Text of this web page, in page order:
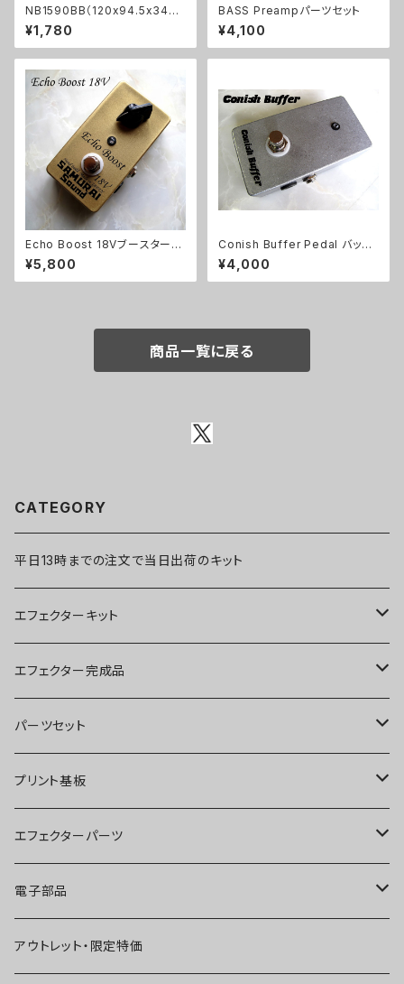
NB1590BB（120x94.5x34ｍ
ｍ）アルミダイキャストケース
¥1,780
BASS Preampパーツセット
¥4,100
Echo Boost 18Vブースターキ
ット【BASIC KIT】
¥5,800
Conish Buffer Pedal バッフ
ァーキット【BASIC KIT】
¥4,000
商品一覧に戻る
CATEGORY
平日13時までの注文で当日出荷のキット
エフェクターキット
ブースター
オーバードライブ
ディストーション
ファズ
プリアンプ
空間系
エフェクター完成品
ブースター
オーバードライブ
ディストーション
ファズ
空間系
パーツセット
ブースター
オーバードライブ
ディストーション
ファズ
プリント基板
オーバードライブ
ディストーション
ファズ
エフェクターパーツ
スイッチ
ジャック
電子部品
IC
アウトレット・限定特価